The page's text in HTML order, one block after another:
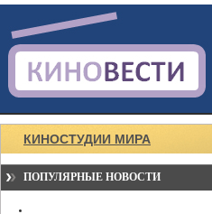
КИНОСТУДИИ МИРА
ПОПУЛЯРНЫЕ НОВОСТИ